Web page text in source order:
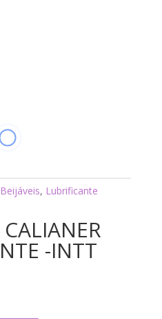
Beijáveis, Lubrificante
-INTT